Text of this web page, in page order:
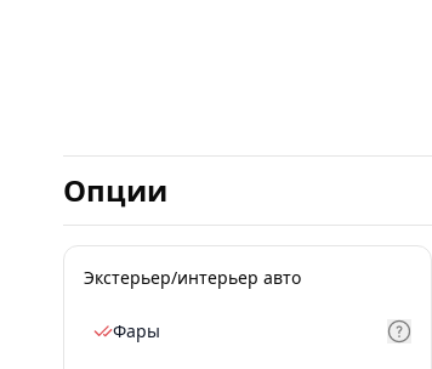
Опции
Экстерьер/интерьер авто
Фары